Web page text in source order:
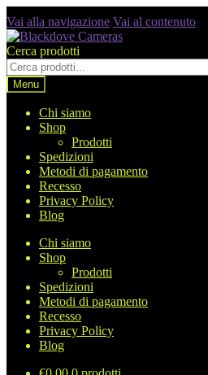
Vai alla navigazione Vai al contenuto
Cerca prodotti
Menu
Chi siamo
Shop
Prodotti
Spedizioni
Metodi di pagamento
Recesso
Privacy Policy
Blog
Chi siamo
Shop
Prodotti
Spedizioni
Metodi di pagamento
Recesso
Privacy Policy
Blog